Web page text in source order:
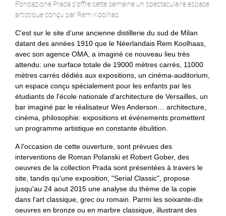
Fondazione Prada s'offre cette semaine un spectaculaire espace
artistique conçu par Rem Koolhas.
C'est sur le site d’une ancienne distillerie du sud de Milan
datant des années 1910 que le Néerlandais Rem Koolhaas,
avec son agence OMA, a imaginé ce nouveau lieu très
attendu: une surface totale de 19000 mètres carrés, 11000
mètres carrés dédiés aux expositions, un cinéma-auditorium,
un espace conçu spécialement pour les enfants par les
étudiants de l'école nationale d'architecture de Versailles, un
bar imaginé par le réalisateur Wes Anderson… architecture,
cinéma, philosophie: expositions et événements promettent
un programme artistique en constante ébulition.
A l'occasion de cette ouverture, sont prévues des
interventions de Roman Polanski et Robert Gober, des
oeuvres de la collection Prada sont présentées à travers le
site, tandis qu'une exposition, "Serial Classic", propose
jusqu'au 24 aout 2015 une analyse du thème de la copie
dans l'art classique, grec ou romain. Parmi les soixante-dix
oeuvres en bronze ou en marbre classique, illustrant des